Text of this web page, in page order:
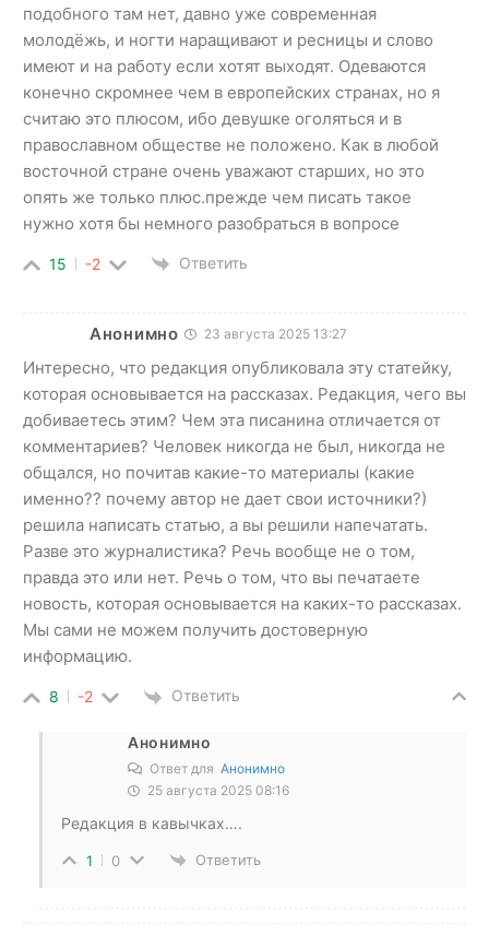
подобного там нет, давно уже современная
молодёжь, и ногти наращивают и ресницы и слово
имеют и на работу если хотят выходят. Одеваются
конечно скромнее чем в европейских странах, но я
считаю это плюсом, ибо девушке оголяться и в
православном обществе не положено. Как в любой
восточной стране очень уважают старших, но это
опять же только плюс.прежде чем писать такое
нужно хотя бы немного разобраться в вопросе
15 -2 Ответить
Анонимно 23 августа 2025 13:27
Интересно, что редакция опубликовала эту статейку,
которая основывается на рассказах. Редакция, чего вы
добиваетесь этим? Чем эта писанина отличается от
комментариев? Человек никогда не был, никогда не
общался, но почитав какие-то материалы (какие
именно?? почему автор не дает свои источники?)
решила написать статью, а вы решили напечатать.
Разве это журналистика? Речь вообще не о том,
правда это или нет. Речь о том, что вы печатаете
новость, которая основывается на каких-то рассказах.
Мы сами не можем получить достоверную
информацию.
8 -2 Ответить
Анонимно
Ответ для Анонимно
25 августа 2025 08:16
Редакция в кавычках….
1 0 Ответить